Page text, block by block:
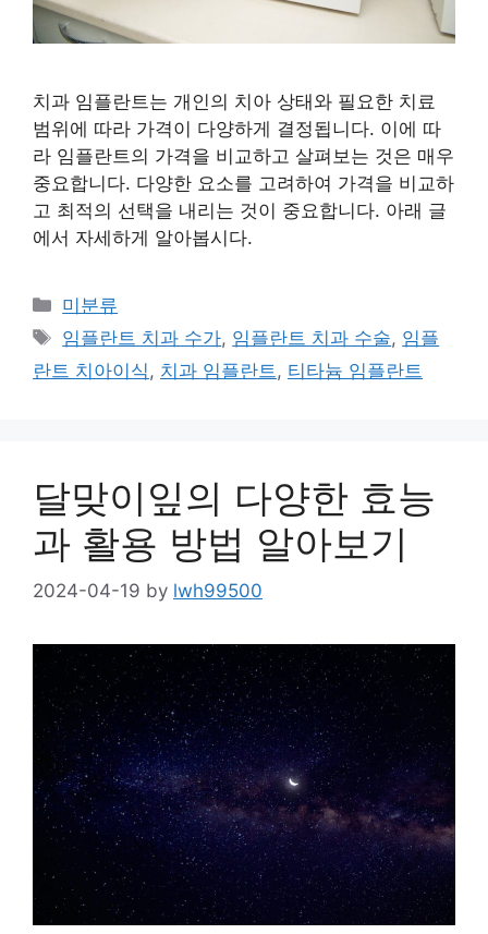
치과 임플란트는 개인의 치아 상태와 필요한 치료
범위에 따라 가격이 다양하게 결정됩니다. 이에 따
라 임플란트의 가격을 비교하고 살펴보는 것은 매우
중요합니다. 다양한 요소를 고려하여 가격을 비교하
고 최적의 선택을 내리는 것이 중요합니다. 아래 글
에서 자세하게 알아봅시다.
Categories
미분류
Tags
임플란트 치과 수가, 임플란트 치과 수술, 임플
란트 치아이식 , 치과 임플란트 , 티타늄 임플란트
달맞이잎의 다양한 효능
과 활용 방법 알아보기
2024-04-19 by lwh99500